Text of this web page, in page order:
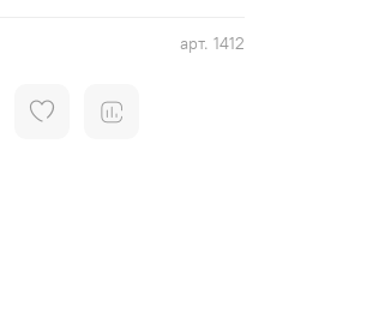
арт. 1412